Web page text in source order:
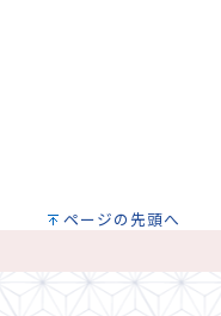
ページの先頭へ